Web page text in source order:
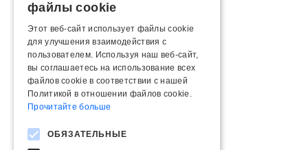
файлы cookie
Этот веб-сайт использует файлы cookie
для улучшения взаимодействия с
пользователем. Используя наш веб-сайт,
вы соглашаетесь на использование всех
файлов cookie в соответствии с нашей
Политикой в ​​отношении файлов cookie.
Прочитайте больше
ОБЯЗАТЕЛЬНЫЕ